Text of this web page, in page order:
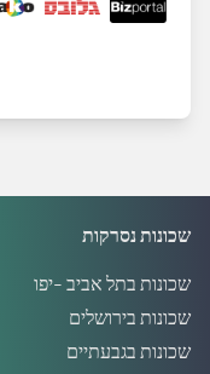
שכונות נסרקות
שכונות בתל אביב -יפו
שכונות בירושלים
שכונות בגבעתיים